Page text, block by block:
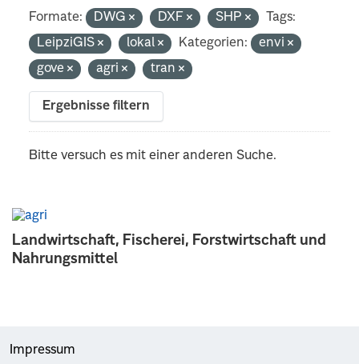
Landwirtschaft, Fischerei, Forstwirtschaft und
Nahrungsmittel
Formate: DWG DXF SHP
Tags:
LeipziGIS
lokal Kategorien:
envi
gove
agri tran
Ergebnisse filtern
Bitte versuch es mit einer anderen Suche.
Impressum